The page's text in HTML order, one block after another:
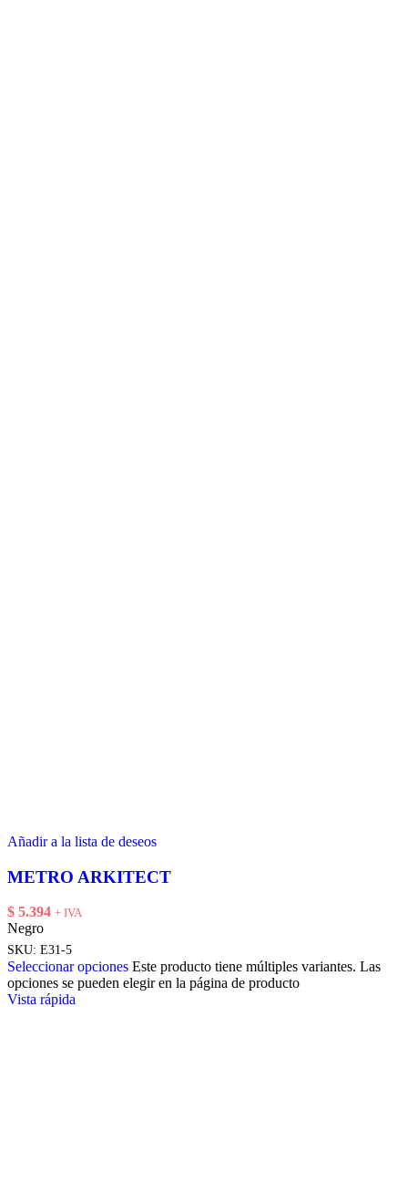
Añadir a la lista de deseos
METRO ARKITECT
$ 5.394 + IVA
Negro
SKU: E31-5
Seleccionar opciones Este producto tiene múltiples variantes. Las
opciones se pueden elegir en la página de producto
Vista rápida